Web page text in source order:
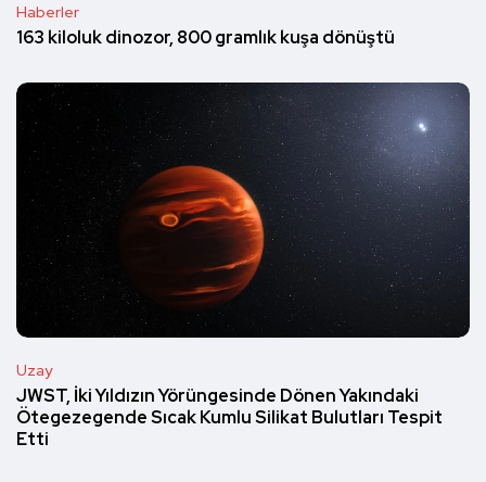
Haberler
163 kiloluk dinozor, 800 gramlık kuşa dönüştü
Uzay
JWST, İki Yıldızın Yörüngesinde Dönen Yakındaki
Ötegezegende Sıcak Kumlu Silikat Bulutları Tespit
Etti